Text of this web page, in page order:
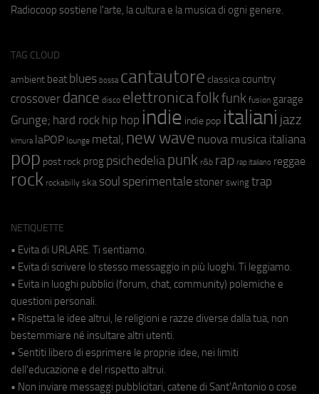
Radiocoop sostiene l'arte, la cultura e la musica di ogni genere.
TAG CLOUD
ambient beat blues bossa cantautore classica country
crossover dance disco elettronicafolkfunk fusion garage
Grunge; hard rock hip hop indie indie pop italiani jazz
kimura laPOP lounge metal; new wave nuova musica italiana
pop post rock prog psichedeliapunk r&b rap rap italiano reggae
rock rockabilly ska soul sperimentale stoner swing trap
NETIQUETTE
• Evita di URLARE. Ti sentiamo.
• Evita di scrivere lo stesso messaggio in più luoghi. Ti leggiamo.
• Evita in luoghi pubblici (forum, chat, community) polemiche e
questioni personali.
• Rispetta le idee altrui, le religioni e razze diverse dalla tua, non
bestemmiare né insultare altri utenti.
• Sentiti libero di esprimere le proprie idee, nei limiti
dell'educazione e del rispetto altrui.
• Non inviare messaggi pubblicitari, catene di Sant'Antonio o cose